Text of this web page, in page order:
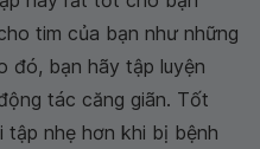
tim của bạn như những
đó, bạn hãy tập luyện
tác căng giãn. Tốt
tập nhẹ hơn khi bị bệnh